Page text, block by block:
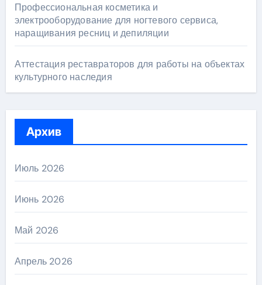
Профессиональная косметика и
электрооборудование для ногтевого сервиса,
наращивания ресниц и депиляции
Аттестация реставраторов для работы на объектах
культурного наследия
Архив
Июль 2026
Июнь 2026
Май 2026
Апрель 2026